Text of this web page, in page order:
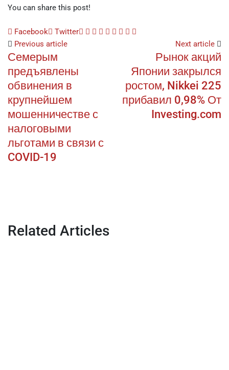
You can share this post!
Facebook Twitter Google+
LinkedIn
Whatsapp
StumbleUpon
Tumblr
Pinterest
Reddit
Share
Previous article
Семерым
предъявлены
обвинения в
крупнейшем
мошенничестве с
налоговыми
льготами в связи с
COVID-19
Next article
Рынок акций
Японии закрылся
ростом, Nikkei 225
прибавил 0,98% От
Investing.com
Related Articles